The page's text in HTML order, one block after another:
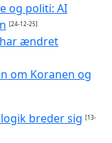
og politi: AI
[24-12-25]
ændret
om Koranen og
breder sig [13-